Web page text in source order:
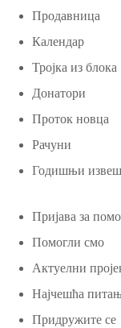
Продавница
Календар
Тројка из блока
Донатори
Проток новца
Рачуни
Годишњи
Пријава за
Помогли смо
Актуелни
Најчешћа
Придружите се